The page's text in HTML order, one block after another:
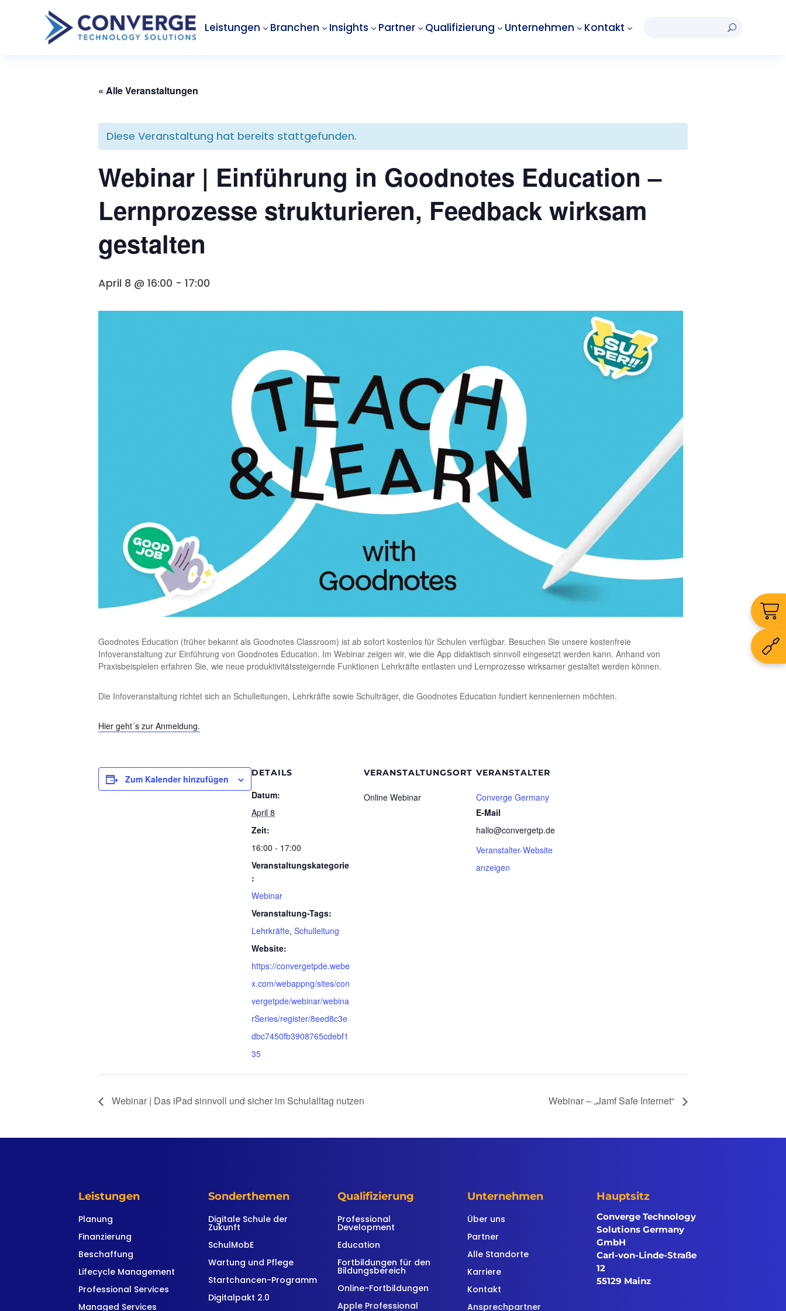
Leistungen 3 Branchen 3 Insights 3 Partner 3 Qualifizierung 3 Unternehmen 3 Kontakt 3 U
« Alle Veranstaltungen
Diese Veranstaltung hat bereits stattgefunden.
Webinar | Einführung in Goodnotes Education –
Lernprozesse strukturieren, Feedback wirksam
gestalten
April 8 @ 16:00 - 17:00
Goodnotes Education (früher bekannt als Goodnotes Classroom) ist ab sofort kostenlos für Schulen verfügbar. Besuchen Sie unsere kostenfreie
Infoveranstaltung zur Einführung von Goodnotes Education. Im Webinar zeigen wir, wie die App didaktisch sinnvoll eingesetzt werden kann. Anhand von
Praxisbeispielen erfahren Sie, wie neue produktivitätssteigernde Funktionen Lehrkräfte entlasten und Lernprozesse wirksamer gestaltet werden können.
Die Infoveranstaltung richtet sich an Schulleitungen, Lehrkräfte sowie Schulträger, die Goodnotes Education fundiert kennenlernen möchten.
Hier geht´s zur Anmeldung.
Zum Kalender hinzufügen
DETAILS
Datum:
April 8
Zeit:
16:00 - 17:00
Veranstaltungskategorie
:
Webinar
Veranstaltung-Tags:
Lehrkräfte, Schulleitung
Website:
https://convergetpde.webe
x.com/webappng/sites/con
vergetpde/webinar/webina
rSeries/register/8eed8c3e
dbc7450fb3908765cdebf1
35
VERANSTALTUNGSORT
Online Webinar
VERANSTALTER
Converge Germany
E-Mail
hallo@convergetp.de
Veranstalter-Website
anzeigen
Webinar | Das iPad sinnvoll und sicher im Schulalltag nutzen Webinar – „Jamf Safe Internet“
Leistungen
Planung
Finanzierung
Beschaffung
Lifecycle Management
Professional Services
Managed Services
Sonderthemen
Digitale Schule der
Zukunft
SchulMobE
Wartung und Pflege
Startchancen-Programm
Digitalpakt 2.0
Qualifizierung
Professional
Development
Education
Fortbildungen für den
Bildungsbereich
Online-Fortbildungen
Apple Professional
Unternehmen
Über uns
Partner
Alle Standorte
Karriere
Kontakt
Ansprechpartner
Hauptsitz
Converge Technology
Solutions Germany
GmbH
Carl-von-Linde-Straße
12
55129 Mainz